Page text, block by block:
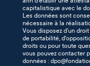
capitalistique avec le
Les données sont
nécessaire à la
Vous disposez d’un
de portabilité,
droits ou pour toute
vous pouvez contacter
données :